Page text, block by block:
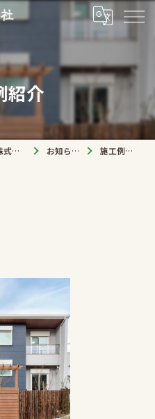
紹介
大多喜町の工務店なら平林建設株式会社 お知らせ 施工例紹介